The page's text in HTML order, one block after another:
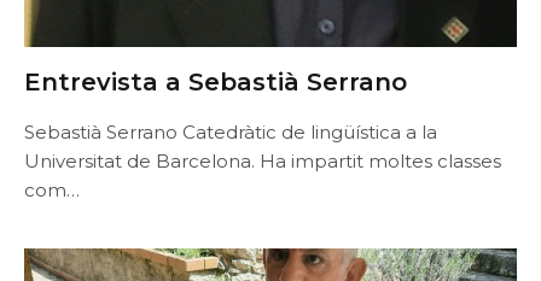
Entrevista a Sebastià Serrano
Sebastià Serrano Catedràtic de lingüística a la
Universitat de Barcelona. Ha impartit moltes classes
com…